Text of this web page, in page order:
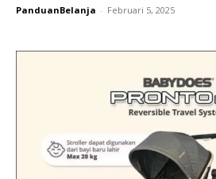
PanduanBelanja - Februari 5, 2025